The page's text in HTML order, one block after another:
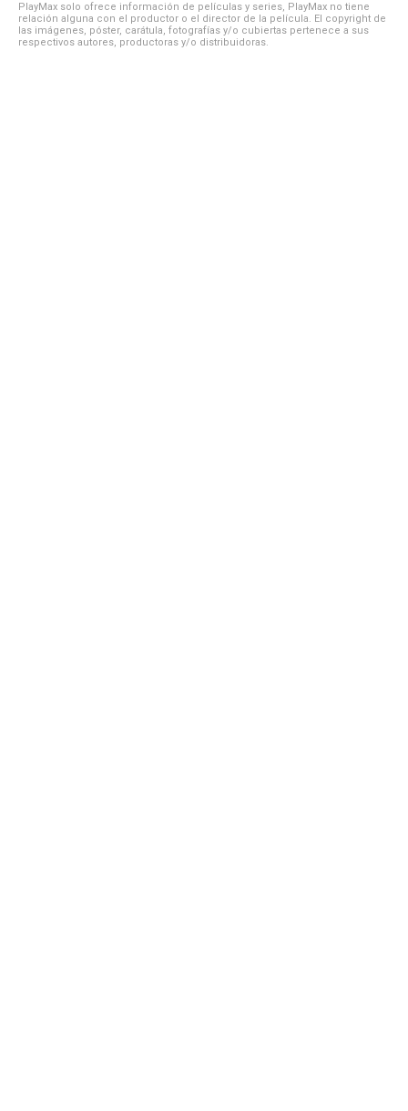
PlayMax solo ofrece información de películas y series, PlayMax no tiene
relación alguna con el productor o el director de la película. El copyright de
las imágenes, póster, carátula, fotografías y/o cubiertas pertenece a sus
respectivos autores, productoras y/o distribuidoras.